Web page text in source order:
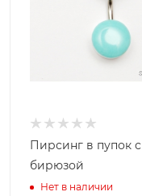
Пирсинг в пупок с
бирюзой
Нет в наличии